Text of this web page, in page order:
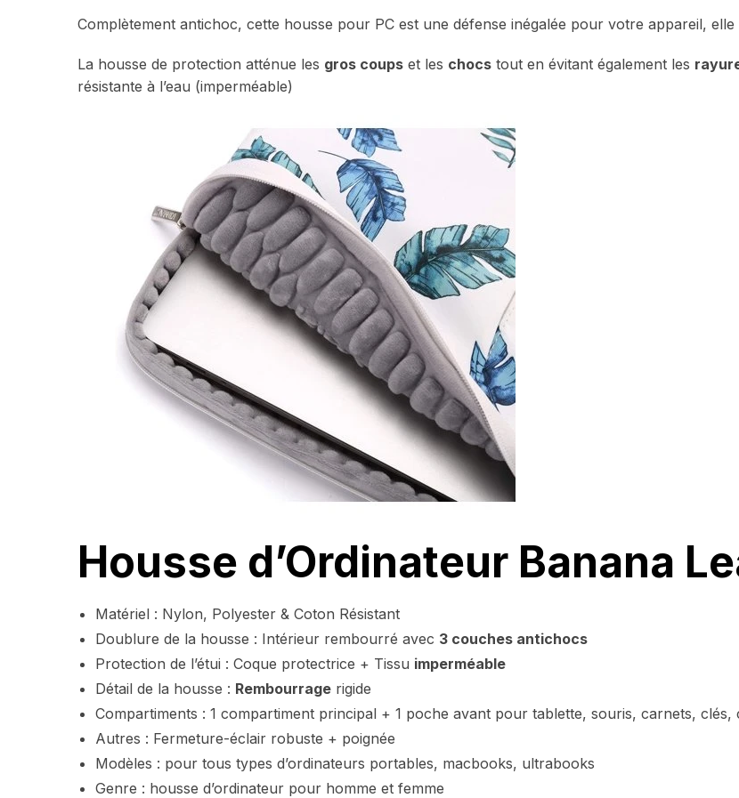
Complètement antichoc, cette housse pour PC est une défense inégalée pour votre appareil,
La housse de protection atténue les gros coups et les chocs tout en évitant également les
résistante à l’eau (imperméable)
Housse d’Ordinateur Banana
Matériel : Nylon, Polyester & Coton Résistant
Doublure de la housse : Intérieur rembourré avec 3 couches antichocs
Protection de l’étui : Coque protectrice + Tissu imperméable
Détail de la housse : Rembourrage rigide
Compartiments : 1 compartiment principal + 1 poche avant pour tablette, souris, carnets,
Autres : Fermeture-éclair robuste + poignée
Modèles : pour tous types d’ordinateurs portables, macbooks, ultrabooks
Genre : housse d’ordinateur pour homme et femme